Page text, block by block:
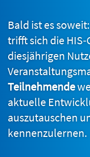
Bald ist es
trifft sich die
diesjährigen
Teilnehmende
aktuelle
auszutauschen
kennenzulernen.